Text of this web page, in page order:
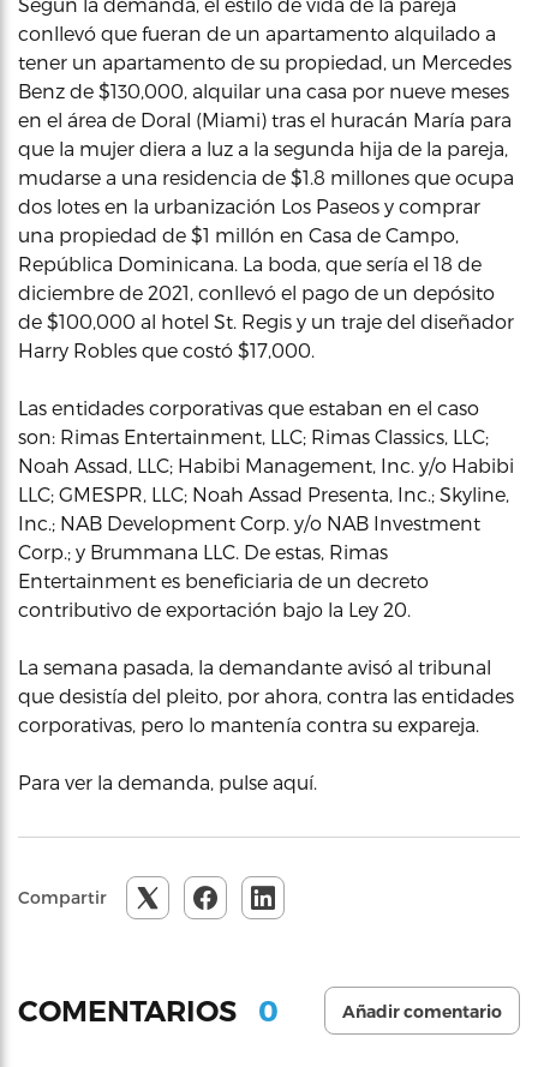
conllevó que fueran de un apartamento alquilado a
tener un apartamento de su propiedad, un Mercedes
Benz de $130,000, alquilar una casa por nueve meses
en el área de Doral (Miami) tras el huracán María para
que la mujer diera a luz a la segunda hija de la pareja,
mudarse a una residencia de $1.8 millones que ocupa
dos lotes en la urbanización Los Paseos y comprar
una propiedad de $1 millón en Casa de Campo,
República Dominicana. La boda, que sería el 18 de
diciembre de 2021, conllevó el pago de un depósito
de $100,000 al hotel St. Regis y un traje del diseñador
Harry Robles que costó $17,000.
Las entidades corporativas que estaban en el caso
son: Rimas Entertainment, LLC; Rimas Classics, LLC;
Noah Assad, LLC; Habibi Management, Inc. y/o Habibi
LLC; GMESPR, LLC; Noah Assad Presenta, Inc.; Skyline,
Inc.; NAB Development Corp. y/o NAB Investment
Corp.; y Brummana LLC. De estas, Rimas
Entertainment es beneficiaria de un decreto
contributivo de exportación bajo la Ley 20.
La semana pasada, la demandante avisó al tribunal
que desistía del pleito, por ahora, contra las entidades
corporativas, pero lo mantenía contra su expareja.
Para ver la demanda, pulse aquí.
Compartir
COMENTARIOS 0 Añadir comentario